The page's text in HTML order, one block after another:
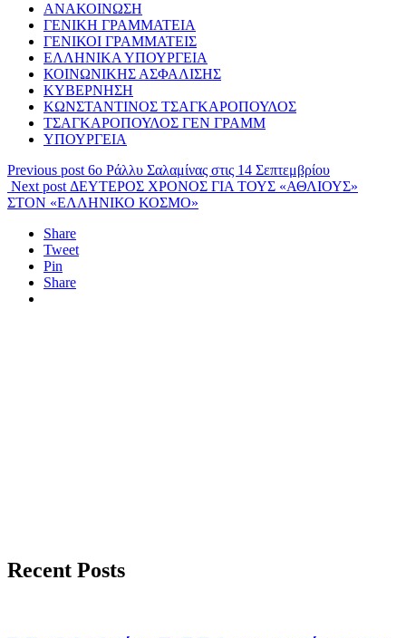
ΑΝΑΚΟΙΝΩΣΗ
ΓΕΝΙΚΗ ΓΡΑΜΜΑΤΕΙΑ
ΓΕΝΙΚΟΙ ΓΡΑΜΜΑΤΕΙΣ
ΕΛΛΗΝΙΚΑ ΥΠΟΥΡΓΕΙΑ
ΚΟΙΝΩΝΙΚΗΣ ΑΣΦΑΛΙΣΗΣ
ΚΥΒΕΡΝΗΣΗ
ΚΩΝΣΤΑΝΤΙΝΟΣ ΤΣΑΓΚΑΡΟΠΟΥΛΟΣ
ΤΣΑΓΚΑΡΟΠΟΥΛΟΣ ΓΕΝ ΓΡΑΜΜ
ΥΠΟΥΡΓΕΙΑ
Previous post 6ο Ράλλυ Σαλαμίνας στις 14 Σεπτεμβρίου
Next post ΔΕΥΤΕΡΟΣ ΧΡΟΝΟΣ ΓΙΑ ΤΟΥΣ «ΑΘΛΙΟΥΣ»
ΣΤΟΝ «ΕΛΛΗΝΙΚΟ ΚΟΣΜΟ»
Share
Tweet
Pin
Share
Recent Posts